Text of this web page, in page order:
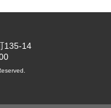
135-14